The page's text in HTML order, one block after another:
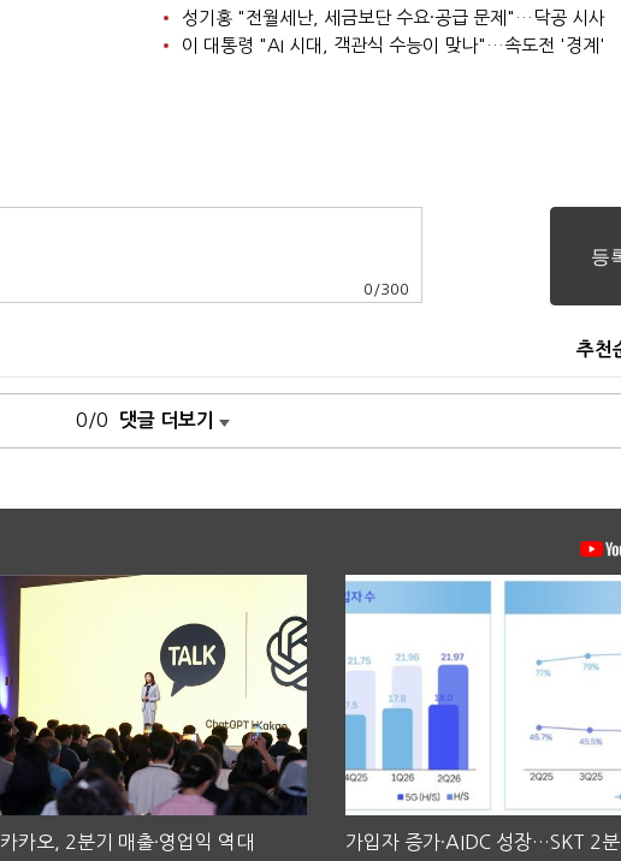
성기홍 "전월세난, 세금보단 수요·공급 문제"…닥공 시사
이 대통령 "AI 시대, 객관식 수능이 맞나"…속도전 '경계'
0 /300
추천
0/0 댓글 더보기
카카오, 2분기 매출·영업익 역대
가입자 증가·AIDC 성장…SKT 2